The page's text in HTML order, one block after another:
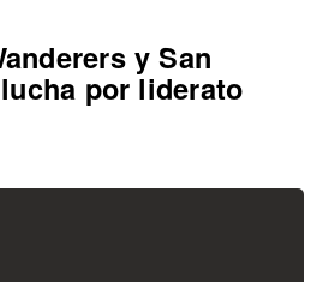
y San
por liderato